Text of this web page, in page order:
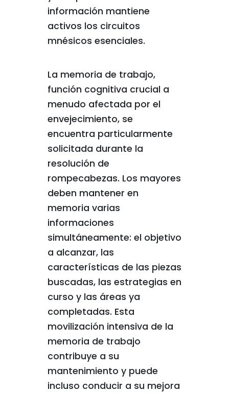
información mantiene
activos los circuitos
mnésicos esenciales.
La memoria de trabajo,
función cognitiva crucial a
menudo afectada por el
envejecimiento, se
encuentra particularmente
solicitada durante la
resolución de
rompecabezas. Los mayores
deben mantener en
memoria varias
informaciones
simultáneamente: el objetivo
a alcanzar, las
características de las piezas
buscadas, las estrategias en
curso y las áreas ya
completadas. Esta
movilización intensiva de la
memoria de trabajo
contribuye a su
mantenimiento y puede
incluso conducir a su mejora